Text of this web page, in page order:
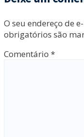
O seu endereço de
obrigatórios são
Comentário *